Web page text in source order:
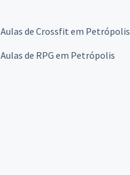
Aulas de Crossfit em Petrópolis
Aulas de RPG em Petrópolis